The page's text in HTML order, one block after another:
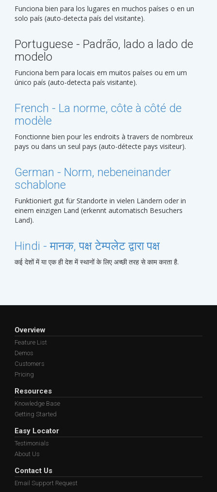
Funciona bien para los lugares en muchos países o en un
solo país (auto-detecta país del visitante).
Portuguese - Padrão, lado a lado de
modelo
Funciona bem para locais em muitos países ou em um
único país (auto-detecta país visitante).
French - La norme, côte à côté de
modèle
Fonctionne bien pour les endroits à travers de nombreux
pays ou dans un seul pays (auto-détecte pays visiteur).
German - Norm, nebeneinander
schablone
Funktioniert gut für Standorte in vielen Ländern oder in
einem einzigen Land (erkennt automatisch Besuchers
Land).
Hindi - मानक, पक्ष टेम्पलेट द्वारा पक्ष
कई देशों में या एक ही देश में स्थानों के लिए अच्छी तरह से काम करता है.
Overview
Feature List
Demos
Customers
Pricing
Resources
Knowledge Base
Getting Started
Easy Locator
Testimonials
About Us
Contact Us
Email Support Request